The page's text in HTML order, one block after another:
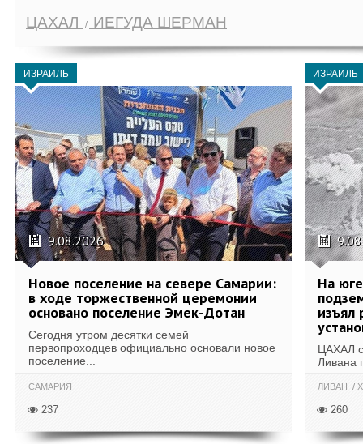
ЦАХАЛ ИЕГУДА ШЕРМАН
ИЗРАИЛЬ
9.08.2026
Новое поселение на севере Самарии:
в ходе торжественной церемонии
основано поселение Эмек-Дотан
Сегодня утром десятки семей
первопроходцев официально основали новое
поселение...
САМАРИЯ
237
ИЗРАИЛЬ
На
изъял
ЦАХАЛ
Ливана
ЛИВАН
260